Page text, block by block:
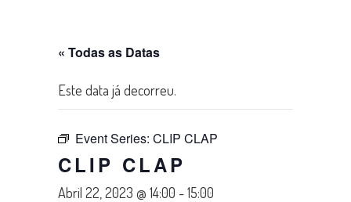
« Todas as Datas
Este data já decorreu.
Event Series: CLIP CLAP
CLIP CLAP
Abril 22, 2023 @ 14:00 -15:00